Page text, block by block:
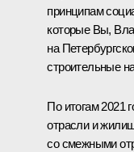
принципам
которые Вы,
на
строительные
По итогам 2021
отрасли и
со смежными